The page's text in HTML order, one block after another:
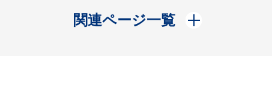
関連ページ一覧
開く